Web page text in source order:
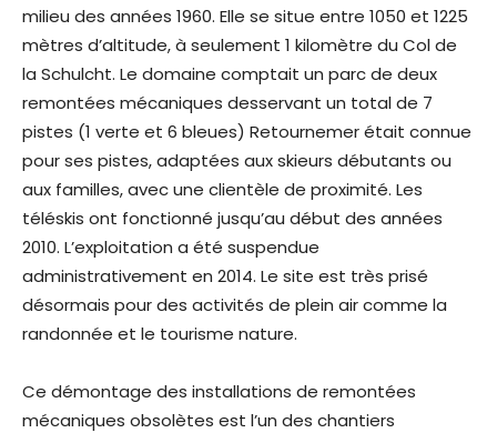
milieu des années 1960. Elle se situe entre 1050 et 1225
mètres d’altitude, à seulement 1 kilomètre du Col de
la Schulcht. Le domaine comptait un parc de deux
remontées mécaniques desservant un total de 7
pistes (1 verte et 6 bleues) Retournemer était connue
pour ses pistes, adaptées aux skieurs débutants ou
aux familles, avec une clientèle de proximité. Les
téléskis ont fonctionné jusqu’au début des années
2010. L’exploitation a été suspendue
administrativement en 2014. Le site est très prisé
désormais pour des activités de plein air comme la
randonnée et le tourisme nature.
Ce démontage des installations de remontées
mécaniques obsolètes est l’un des chantiers